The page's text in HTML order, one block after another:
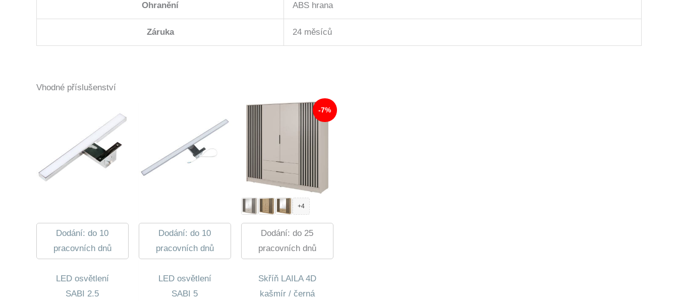
Ohranění ABS hrana
Záruka 24 měsíců
Vhodné příslušenství
Dodání: do 10
pracovních dnů
LED osvětlení
SABI 2.5
Dodání: do 10
pracovních dnů
LED osvětlení
SABI 5
-7%
+4
Dodání: do 25
pracovních dnů
Skříň LAILA 4D
kašmír / černá